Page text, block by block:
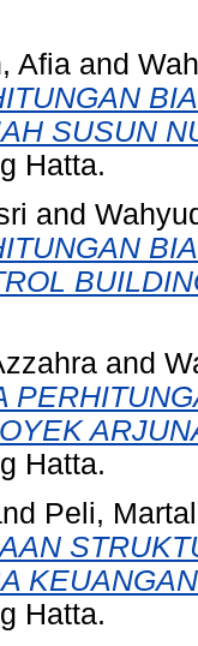
Afia and
SUSUN
Hatta.
and
and
Hatta.
Peli,
Hatta.